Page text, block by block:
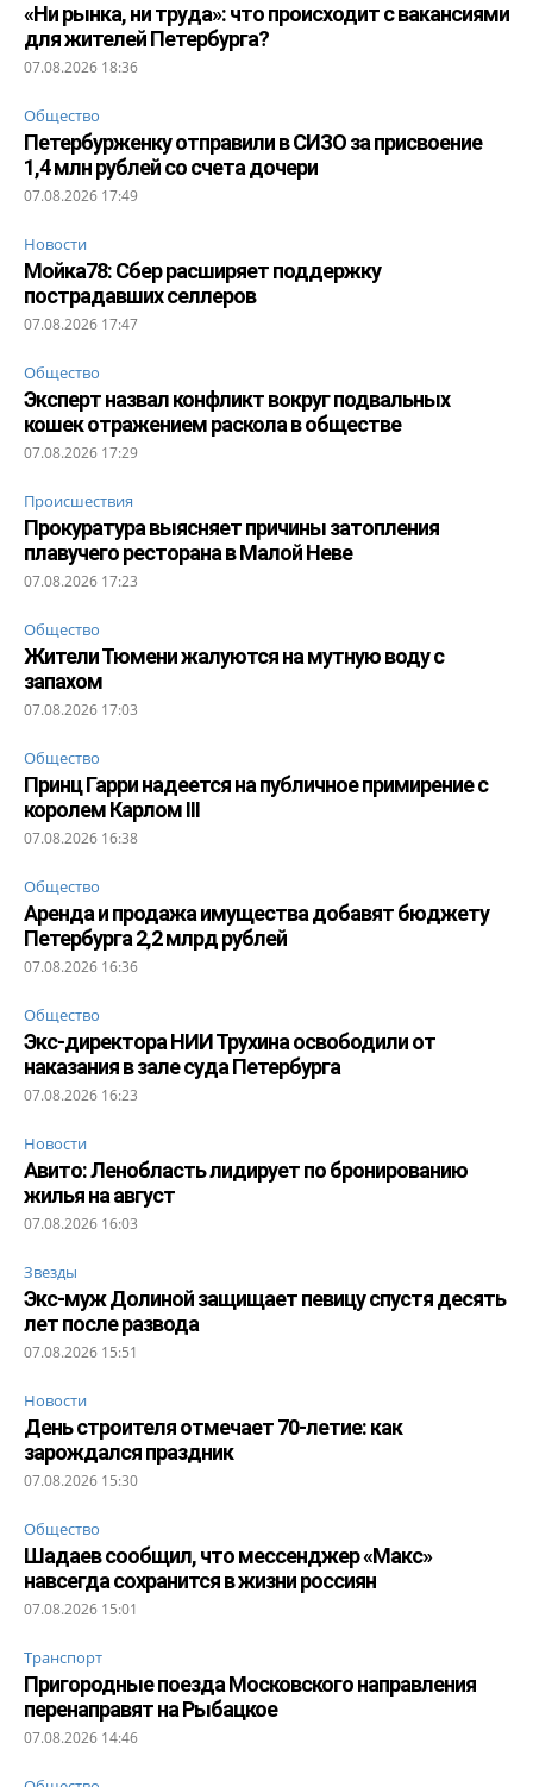
«Ни рынка, ни труда»: что происходит с вакансиями
для жителей Петербурга?
07.08.2026 18:36
Общество
Петербурженку отправили в СИЗО за присвоение
1,4 млн рублей со счета дочери
07.08.2026 17:49
Новости
Мойка78: Сбер расширяет поддержку
пострадавших селлеров
07.08.2026 17:47
Общество
Эксперт назвал конфликт вокруг подвальных
кошек отражением раскола в обществе
07.08.2026 17:29
Происшествия
Прокуратура выясняет причины затопления
плавучего ресторана в Малой Неве
07.08.2026 17:23
Общество
Жители Тюмени жалуются на мутную воду с
запахом
07.08.2026 17:03
Общество
Принц Гарри надеется на публичное примирение с
королем Карлом III
07.08.2026 16:38
Общество
Аренда и продажа имущества добавят бюджету
Петербурга 2,2 млрд рублей
07.08.2026 16:36
Общество
Экс-директора НИИ Трухина освободили от
наказания в зале суда Петербурга
07.08.2026 16:23
Новости
Авито: Ленобласть лидирует по бронированию
жилья на август
07.08.2026 16:03
Звезды
Экс-муж Долиной защищает певицу спустя десять
лет после развода
07.08.2026 15:51
Новости
День строителя отмечает 70-летие: как
зарождался праздник
07.08.2026 15:30
Общество
Шадаев сообщил, что мессенджер «Макс»
навсегда сохранится в жизни россиян
07.08.2026 15:01
Транспорт
Пригородные поезда Московского направления
перенаправят на Рыбацкое
07.08.2026 14:46